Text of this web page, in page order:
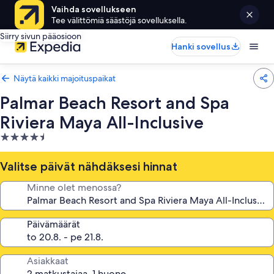
Vaihda sovellukseen
Tee välittömiä säästöjä sovelluksella.
Siirry sivun pääosioon
Hanki sovellus
Näytä kaikki majoituspaikat
Palmar Beach Resort and Spa
Riviera Maya All-Inclusive
4.5
tähden
majoituspaikka
Valitse päivät nähdäksesi hinnat
Minne olet menossa?
Päivämäärät
Asiakkaat